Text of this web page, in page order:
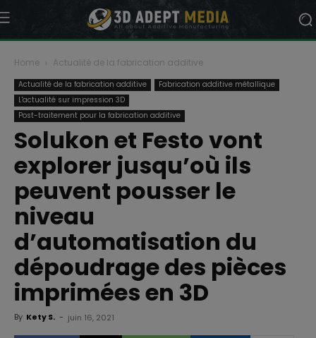
Home Actualité de la fabrication additive
Actualité de la fabrication additive
Fabrication additive métallique
L'actualité sur impression 3D
Post-traitement pour la fabrication additive
Solukon et Festo vont
explorer jusqu’où ils
peuvent pousser le
niveau
d’automatisation du
dépoudrage des pièces
imprimées en 3D
By Kety S. - juin 16, 2021